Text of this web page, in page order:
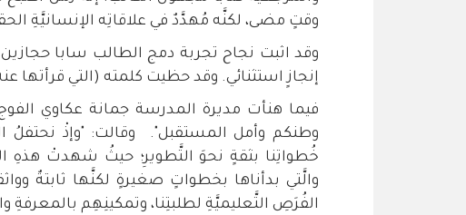
وقتٍ مضى، لكنَّه مُهدَّدٌ في علاقاتِه الإنسانيَّةِ
وقد اثبت نجاح تجربة دمج الطالب سابا
إنجازٍ استثنائي. وقد حظيت كلمته (التي قرأتها
فيما هنأت مديرة المدرسة جمانة عكاوي
وطنكم وأمل المستقبل". وقالت: "وإذْ نحتفلُ
خُطواتِنا بثقةٍ نحوَ التَّطويرِ؛ حيثُ شهدتْ هذهِ
والَّتي بدأناها بخطواتٍ صغيرةٍ لكنَّها ثابتةٌ
الفُرَصِ التَّعليميَّةِ لطلبتِنا، وتمكينِهِم بالمعرفةِ